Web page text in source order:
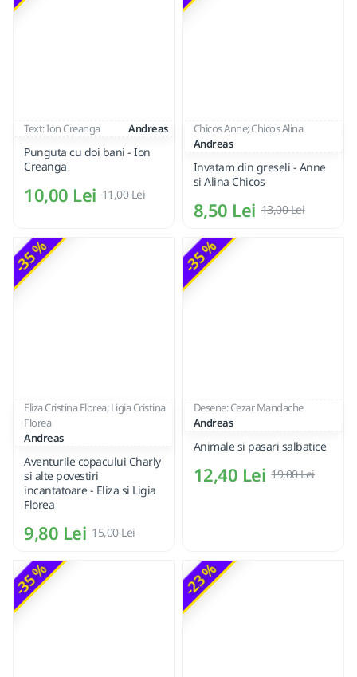
Text: Ion Creanga Andreas
Punguta cu doi bani - Ion
Creanga
10,00 Lei 11,00 Lei
Chicos Anne; Chicos Alina
Andreas
Invatam din greseli - Anne
si Alina Chicos
8,50 Lei 13,00 Lei
-35 %
Eliza Cristina Florea; Ligia Cristina
Florea
Andreas
Aventurile copacului Charly
si alte povestiri
incantatoare - Eliza si Ligia
Florea
9,80 Lei 15,00 Lei
-35 %
Desene: Cezar Mandache
Andreas
Animale si pasari salbatice
12,40 Lei 19,00 Lei
-35 % -23 %